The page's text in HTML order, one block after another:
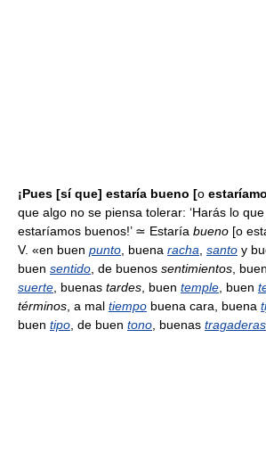
¡Pues [sí que] estaría bueno [o
que algo no se piensa tolerar: ‘Harás lo
estaríamos buenos!’ ≃ Estaría bueno [o
V. «en buen punto , buena racha santo y
buen sentido , de buenos sentimientos ,
suerte , buenas tardes , buen temple , buen
términos , a mal tiempo buena cara, buena
buen tipo , de buen tono , buenas tragaderas